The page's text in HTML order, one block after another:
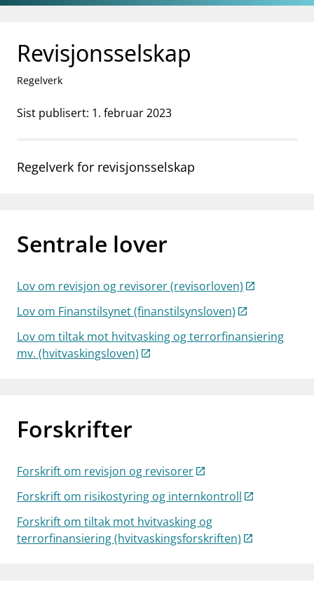
Gå til hovedinnhold
Gå til søkesiden
Revisjonsselskap
Regelverk
Sist publisert: 1. februar 2023
Regelverk for revisjonsselskap
Sentrale lover
Lov om revisjon og revisorer (revisorloven)
Lov om Finanstilsynet (finanstilsynsloven)
Lov om tiltak mot hvitvasking og terrorfinansiering
mv. (hvitvaskingsloven)
Forskrifter
Forskrift om revisjon og revisorer
Forskrift om risikostyring og internkontroll
Forskrift om tiltak mot hvitvasking og
terrorfinansiering (hvitvaskingsforskriften)